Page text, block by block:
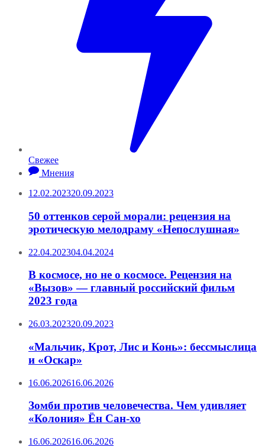
Свежее
Мнения
12.02.202320.09.2023
50 оттенков серой морали: рецензия на
эротическую мелодраму «Непослушная»
22.04.202304.04.2024
В космосе, но не о космосе. Рецензия на
«Вызов» — главный российский фильм
2023 года
26.03.202320.09.2023
«Мальчик, Крот, Лис и Конь»: бессмыслица
и «Оскар»
16.06.202616.06.2026
Зомби против человечества. Чем удивляет
«Колония» Ён Сан-хо
16.06.202616.06.2026